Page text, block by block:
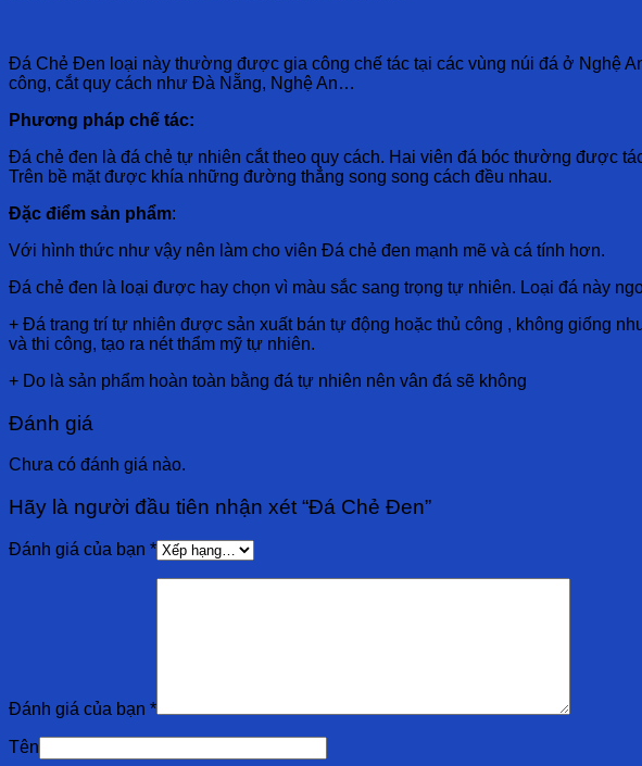
Đá Chẻ Đen loại này thường được gia công chế tác tại các vùng núi đá ở Nghệ
công, cắt quy cách như Đà Nẵng, Nghệ An…
Phương pháp chế tác:
Đá chẻ đen là đá chẻ tự nhiên cắt theo quy cách. Hai viên đá bóc thường được
Trên bề mặt được khía những đường thẳng song song cách đều nhau.
Đặc điểm sản phẩm:
Với hình thức như vậy nên làm cho viên Đá chẻ đen mạnh mẽ và cá tính hơn.
Đá chẻ đen là loại được hay chọn vì màu sắc sang trọng tự nhiên. Loại đá này
+ Đá trang trí tự nhiên được sản xuất bán tự động hoặc thủ công , không giống
và thi công, tạo ra nét thẩm mỹ tự nhiên.
+ Do là sản phẩm hoàn toàn bằng đá tự nhiên nên vân đá sẽ không
Đánh giá
Chưa có đánh giá nào.
Hãy là người đầu tiên nhận xét “Đá Chẻ Đen”
Đánh giá của bạn *
Đánh giá của bạn *
Tên